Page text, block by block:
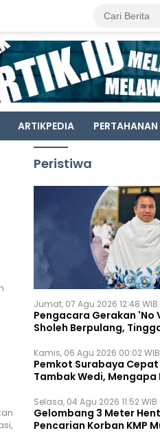
ARTIKPEDIA PERTAHANAN
Peristiwa
Jumat, 07 Agu 2026 12:48 WIB
Pengacara Gerakan 'No
Sholeh Berpulang,
Kamis, 06 Agu 2026 00:02 WIB
Pemkot Surabaya Cepat
Tambak Wedi, Mengapa
Selasa, 04 Agu 2026 11:52 WIB
Gelombang 3 Meter
Pencarian Korban KMP